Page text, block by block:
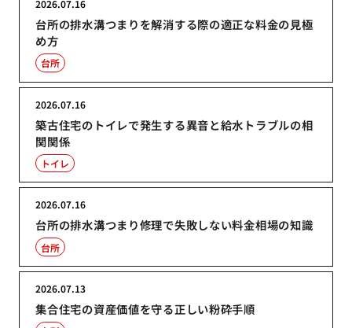
台所の排水溝つまりを解消する際の適正な料金の見極
め方
2026.07.16
台所
築古住宅のトイレで発生する異音と給水トラブルの相
関関係
2026.07.16
トイレ
台所の排水溝つまり修理で失敗しない料金相場の知識
2026.07.16
台所
集合住宅の資産価値を守る正しい粉砕手順
2026.07.13